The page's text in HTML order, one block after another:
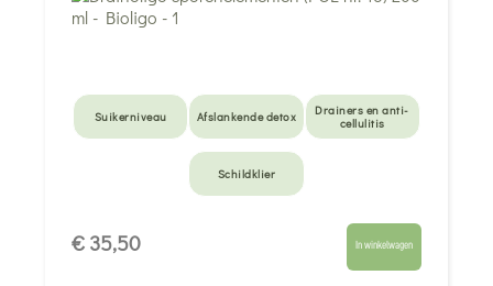
Suikerniveau Afslankende detox
Drainers en anti-
cellulitis
Schildklier
€ 35,50 In winkelwagen